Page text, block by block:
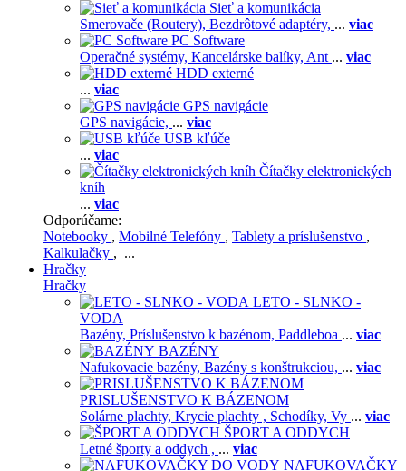
Sieť a komunikácia
Smerovače (Routery), Bezdrôtové adaptéry, ... viac
PC Software
Operačné systémy, Kancelárske balíky, Ant ... viac
HDD externé
... viac
GPS navigácie
GPS navigácie, ... viac
USB kľúče
... viac
Čítačky elektronických
kníh
... viac
Odporúčame:
Notebooky , Mobilné Telefóny , Tablety a príslušenstvo ,
Kalkulačky , ...
Hračky
Hračky
LETO - SLNKO -
VODA
Bazény, Príslušenstvo k bazénom, Paddleboa ... viac
BAZÉNY
Nafukovacie bazény, Bazény s konštrukciou, ... viac
PRISLUŠENSTVO K BÁZENOM
Solárne plachty, Krycie plachty , Schodíky, Vy ... viac
ŠPORT A ODDYCH
Letné športy a oddych , ... viac
NAFUKOVAČKY